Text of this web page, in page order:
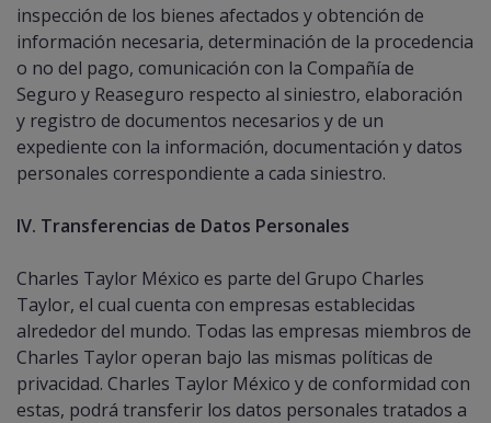
inspección de los bienes afectados y obtención de
información necesaria, determinación de la procedencia
o no del pago, comunicación con la Compañía de
Seguro y Reaseguro respecto al siniestro, elaboración
y registro de documentos necesarios y de un
expediente con la información, documentación y datos
personales correspondiente a cada siniestro.
IV. Transferencias de Datos Personales
Charles Taylor México es parte del Grupo Charles
Taylor, el cual cuenta con empresas establecidas
alrededor del mundo. Todas las empresas miembros de
Charles Taylor operan bajo las mismas políticas de
privacidad. Charles Taylor México y de conformidad con
estas, podrá transferir los datos personales tratados a